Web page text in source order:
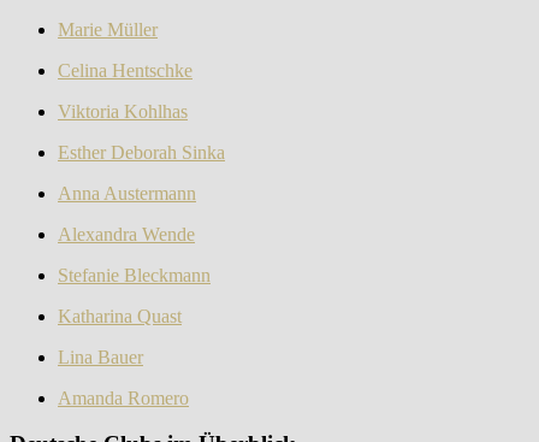
Marie Müller
Celina Hentschke
Viktoria Kohlhas
Esther Deborah Sinka
Anna Austermann
Alexandra Wende
Stefanie Bleckmann
Katharina Quast
Lina Bauer
Amanda Romero